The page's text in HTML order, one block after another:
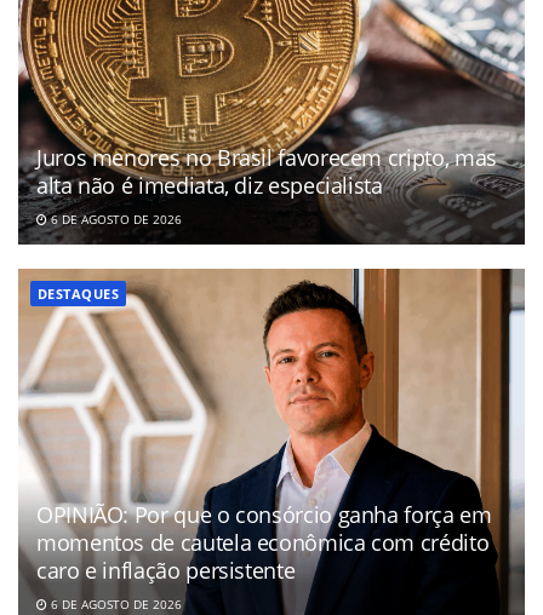
Juros menores no Brasil favorecem cripto, mas
alta não é imediata, diz especialista
6 DE AGOSTO DE 2026
DESTAQUES
OPINIÃO: Por que o consórcio ganha força em
momentos de cautela econômica com crédito
caro e inflação persistente
6 DE AGOSTO DE 2026